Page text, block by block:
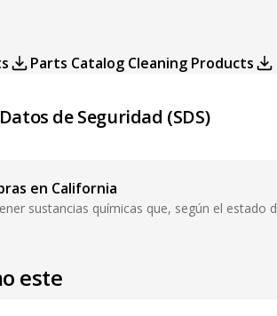
Parts Catalog Cleaning Products
de Seguridad (SDS)
en California
sustancias químicas que, según el
este